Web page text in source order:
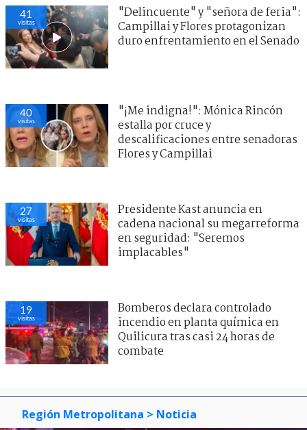
41
visitas
"Delincuente" y "señora de feria":
Campillai y Flores protagonizan
duro enfrentamiento en el Senado
40
visitas
"¡Me indigna!": Mónica Rincón
estalla por cruce y
descalificaciones entre senadoras
Flores y Campillai
27
visitas
Presidente Kast anuncia en
cadena nacional su megarreforma
en seguridad: "Seremos
implacables"
19
visitas
Bomberos declara controlado
incendio en planta química en
Quilicura tras casi 24 horas de
combate
Región Metropolitana > Noticia